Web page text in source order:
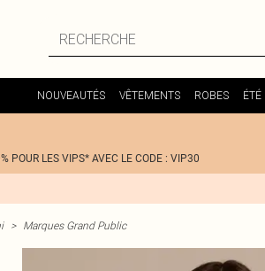
NOUVEAUTÉS VÊTEMENTS ROBES ÉTÉ
POUR LES VIPS* AVEC LE CODE : VIP30
> Marques Grand Public